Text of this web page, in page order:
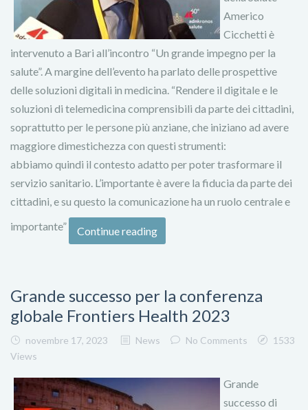
Americo
Cicchetti è
intervenuto a Bari all’incontro “Un grande impegno per la
salute”. A margine dell’evento ha parlato delle prospettive
delle soluzioni digitali in medicina. “Rendere il digitale e le
soluzioni di telemedicina comprensibili da parte dei cittadini,
soprattutto per le persone più anziane, che iniziano ad avere
maggiore dimestichezza con questi strumenti:
abbiamo quindi il contesto adatto per poter trasformare il
servizio sanitario. L’importante è avere la fiducia da parte dei
cittadini, e su questo la comunicazione ha un ruolo centrale e
importante”
Continue reading
Grande successo per la conferenza
globale Frontiers Health 2023
novembre 17, 2023 News No Comments
1533
Views
Grande
successo di